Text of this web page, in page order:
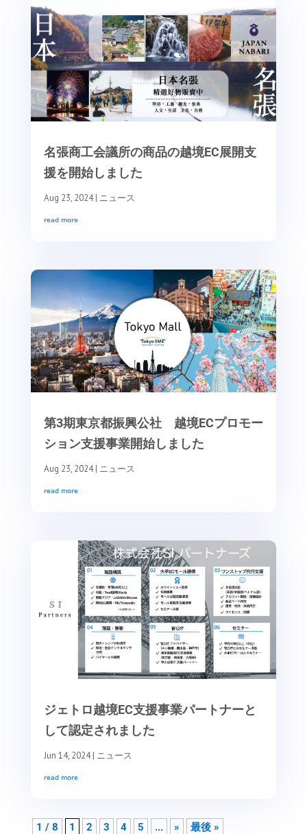
名張商工会議所の商品の越境EC展開支
援を開始しました
Aug 23, 2024| ニュース
read more
第3期東京都振興公社 越境ECプロモー
ション支援事業開始しました
Aug 23, 2024| ニュース
read more
ジェトロ越境EC支援事業パートナーと
して認定されました
Jun 14, 2024| ニュース
read more
1 / 8 1 2 3 4 5 ... » 最後 »